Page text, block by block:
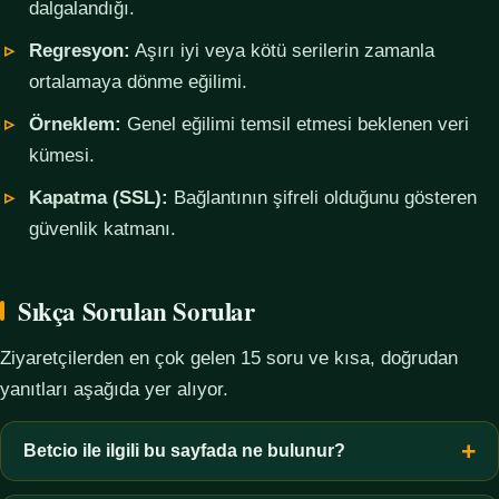
dalgalandığı.
Regresyon: Aşırı iyi veya kötü serilerin zamanla
ortalamaya dönme eğilimi.
Örneklem: Genel eğilimi temsil etmesi beklenen veri
kümesi.
Kapatma (SSL): Bağlantının şifreli olduğunu gösteren
güvenlik katmanı.
Sıkça Sorulan Sorular
Ziyaretçilerden en çok gelen 15 soru ve kısa, doğrudan
yanıtları aşağıda yer alıyor.
Betcio ile ilgili bu sayfada ne bulunur?
Bu sayfada yalnızca kavramsal bilgi, terim açıklamaları, veri